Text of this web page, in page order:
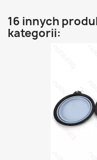
16 innych
kategorii: